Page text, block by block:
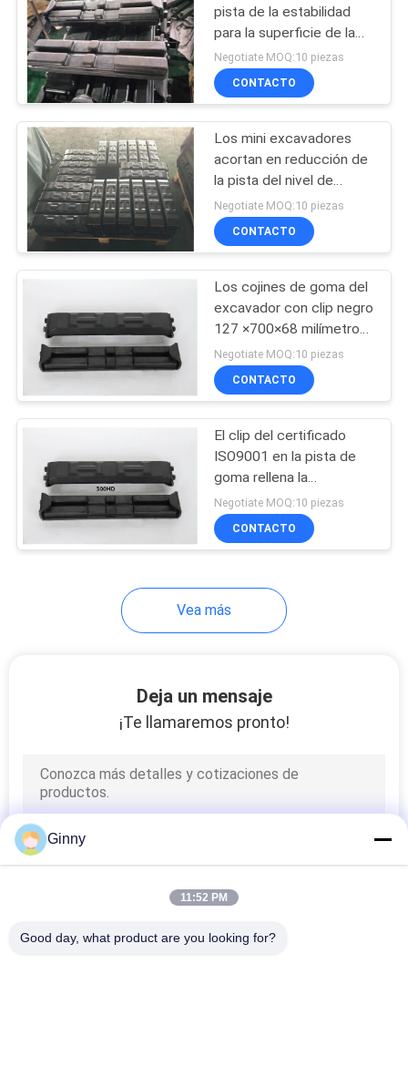
Pistas del caucho
de la pavimentadora
Pista de caucho de
motonieve
39
pistas del caucho
Tren de aterrizaje de
goma de la pista
sistema de pista de
goma
pista de la estabilidad
para la superficie de la
carretera de la
protección de los
excavadores 154-
Negotiate MOQ:10 piezas
CONTACTO
Los mini excavadores
acortan en reducción de
la pista del nivel de
ruidos de goma
450HD/380HD de los
cojines
Negotiate MOQ:10 piezas
CONTACTO
Los cojines de goma del
excavador con clip negro
127 ×700×68 milímetro
protegen la correa
eslabonada
Negotiate MOQ:10 piezas
CONTACTO
El clip del certificado
ISO9001 en la pista de
goma rellena la
maquinaria del excavador
450HB/500HD
Negotiate MOQ:10 piezas
CONTACTO
Vea más
Deja un mensaje
¡Te llamaremos pronto!
Ginny
11:52 PM
Good day, what product are you looking for?